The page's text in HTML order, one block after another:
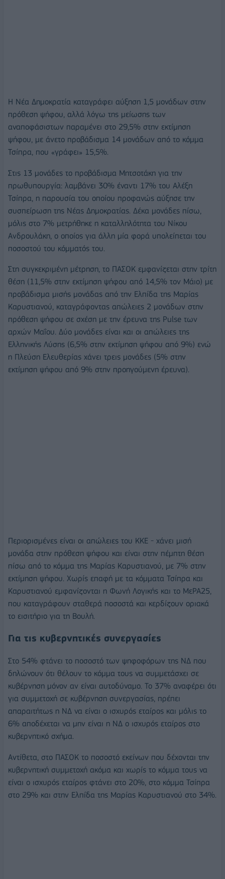
Η Νέα Δημοκρατία καταγράφει αύξηση 1,5 μονάδων στην
πρόθεση ψήφου, αλλά λόγω της μείωσης των
αναποφάσιστων παραμένει στο 29,5% στην εκτίμηση
ψήφου, με άνετο προβάδισμα 14 μονάδων από το κόμμα
Τσίπρα, που «γράφει» 15,5%.
Στις 13 μονάδες το προβάδισμα Μητσοτάκη για την
πρωθυπουργία: λαμβάνει 30% έναντι 17% του Αλέξη
Τσίπρα, η παρουσία του οποίου προφανώς αύξησε την
συσπείρωση της Νέας Δημοκρατίας. Δέκα μονάδες πίσω,
μόλις στο 7% μετρήθηκε η καταλληλότητα του Νίκου
Ανδρουλάκη, ο οποίος για άλλη μία φορά υπολείπεται του
ποσοστού του κόμματός του.
Στη συγκεκριμένη μέτρηση, το ΠΑΣΟΚ εμφανίζεται στην τρίτη
θέση (11,5% στην εκτίμηση ψήφου από 14,5% τον Μάιο) με
προβάδισμα μισής μονάδας από την Ελπίδα της Μαρίας
Καρυστιανού, καταγράφοντας απώλειες 2 μονάδων στην
πρόθεση ψήφου σε σχέση με την έρευνα της Pulse των
αρχών Μαΐου. Δύο μονάδες είναι και οι απώλειες της
Ελληνικής Λύσης (6,5% στην εκτίμηση ψήφου από 9%) ενώ
η Πλεύση Ελευθερίας χάνει τρεις μονάδες (5% στην
εκτίμηση ψήφου από 9% στην προηγούμενη έρευνα).
Περιορισμένες είναι οι απώλειες του ΚΚΕ - χάνει μισή
μονάδα στην πρόθεση ψήφου και είναι στην πέμπτη θέση
πίσω από το κόμμα της Μαρίας Καρυστιανού, με 7% στην
εκτίμηση ψήφου. Χωρίς επαφή με τα κόμματα Τσίπρα και
Καρυστιανού εμφανίζονται η Φωνή Λογικής και το ΜεΡΑ25,
που καταγράφουν σταθερά ποσοστά και κερδίζουν οριακά
το εισιτήριο για τη Βουλή.
Για τις κυβερνητικές συνεργασίες
Στο 54% φτάνει το ποσοστό των ψηφοφόρων της ΝΔ που
δηλώνουν ότι θέλουν το κόμμα τους να συμμετάσχει σε
κυβέρνηση μόνον αν είναι αυτοδύναμο. Το 37% αναφέρει ότι
για συμμετοχή σε κυβέρνηση συνεργασίας, πρέπει
απαραιτήτως η ΝΔ να είναι ο ισχυρός εταίρος και μόλις το
6% αποδέχεται να μην είναι η ΝΔ ο ισχυρός εταίρος στο
κυβερνητικό σχήμα.
Αντίθετα, στο ΠΑΣΟΚ το ποσοστό εκείνων που δέχονται την
κυβερνητική συμμετοχή ακόμα και χωρίς το κόμμα τους να
είναι ο ισχυρός εταίρος φτάνει στο 20%, στο κόμμα Τσίπρα
στο 29% και στην Ελπίδα της Μαρίας Καρυστιανού στο 34%.